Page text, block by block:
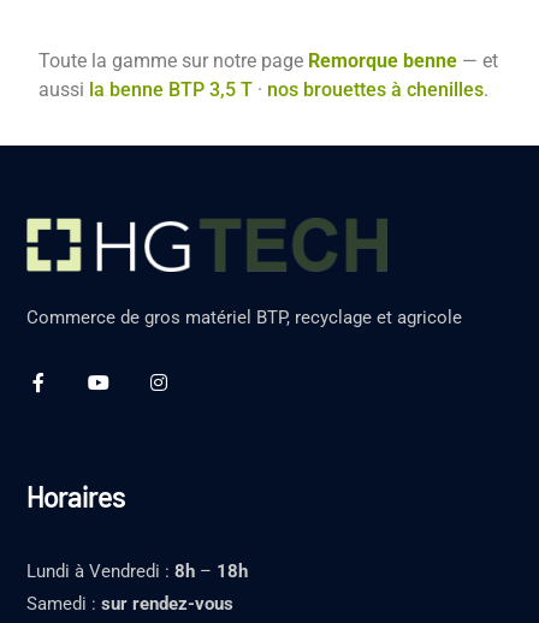
Toute la gamme sur notre page Remorque benne — et
aussi la benne BTP 3,5 T · nos brouettes à chenilles.
Commerce de gros matériel BTP, recyclage et agricole
Horaires
Lundi à Vendredi :8h – 18h
Samedi :sur rendez-vous